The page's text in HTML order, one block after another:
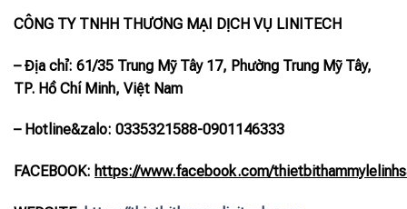
CÔNG TY TNHH THƯƠNG MẠI DỊCH VỤ LINITECH
– Địa chỉ: 61/35 Trung Mỹ Tây 17, Phường Trung Mỹ Tây,
TP. Hồ Chí Minh, Việt Nam
– Hotline&zalo: 0335321588-0901146333
FACEBOOK: https://www.facebook.com/